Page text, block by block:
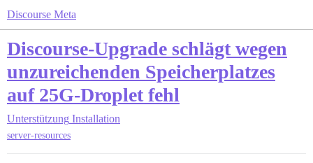
Discourse Meta
Discourse-Upgrade schlägt wegen
unzureichenden Speicherplatzes
auf 25G-Droplet fehl
Unterstützung Installation
server-resources